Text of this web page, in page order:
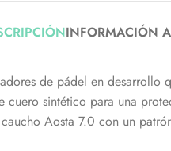
INFORMACIÓN
de pádel en
sintético para una
Aosta 7.0 con un